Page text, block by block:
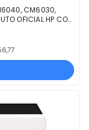
CM6030,
OFICIAL HP COM